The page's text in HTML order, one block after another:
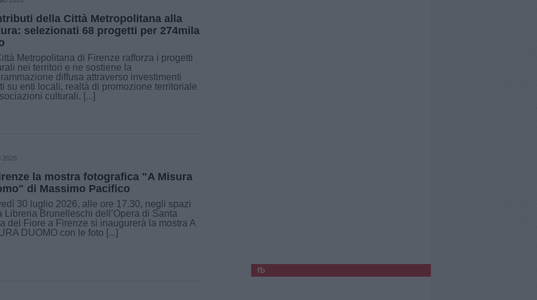
della Città Metropolitana alla
selezionati 68 progetti per 274mila
Metropolitana di Firenze rafforza i progetti
nei territori e ne sostiene la
diffusa attraverso investimenti
su enti locali, realtà di promozione territoriale
culturali. [...]
2026
la mostra fotografica "A Misura
di Massimo Pacifico
30 luglio 2026, alle ore 17.30, negli spazi
Libreria Brunelleschi dell’Opera di Santa
del Fiore a Firenze si inaugurerà la mostra A
DUOMO con le foto [...]
fb